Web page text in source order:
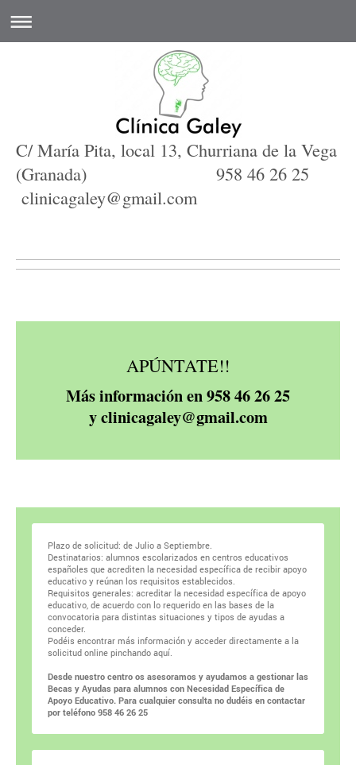
C/ María Pita, local 13, Churriana de la Vega
(Granada) 958 46 26 25
clinicagaley@gmail.com
APÚNTATE!!
Más información en 958 46 26 25
y clinicagaley@gmail.com
Plazo de solicitud: de Julio a Septiembre.
Destinatarios: alumnos escolarizados en centros educativos
españoles que acrediten la necesidad específica de recibir apoyo
educativo y reúnan los requisitos establecidos.
Requisitos generales: acreditar la necesidad específica de apoyo
educativo, de acuerdo con lo requerido en las bases de la
convocatoria para distintas situaciones y tipos de ayudas a
conceder.
Podéis encontrar más información y acceder directamente a la
solicitud online pinchando aquí.
Desde nuestro centro os asesoramos y ayudamos a gestionar las
Becas y Ayudas para alumnos con Necesidad Específica de
Apoyo Educativo. Para cualquier consulta no dudéis en contactar
por teléfono 958 46 26 25